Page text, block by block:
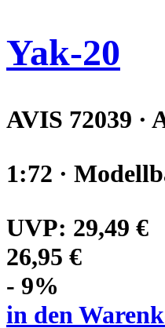
Yak-20
AVIS 72039 ·
1:72 ·
UVP: 29,49 €
26,95 €
- 9%
in den